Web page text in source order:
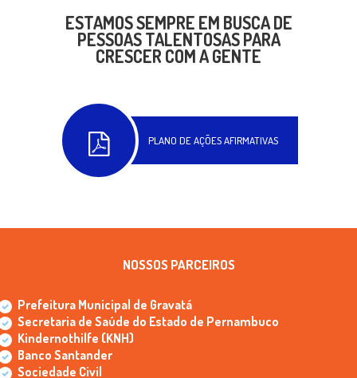
ESTAMOS SEMPRE EM BUSCA DE
PESSOAS TALENTOSAS PARA
CRESCER COM A GENTE
PLANO DE AÇÕES AFIRMATIVAS
NOSSOS PARCEIROS
Prefeitura Municipal de Gravatá
Secretaria de Saúde do Estado de Pernambuco
Kindernothilfe (KNH)
Banco Santander
Sociedade Civil